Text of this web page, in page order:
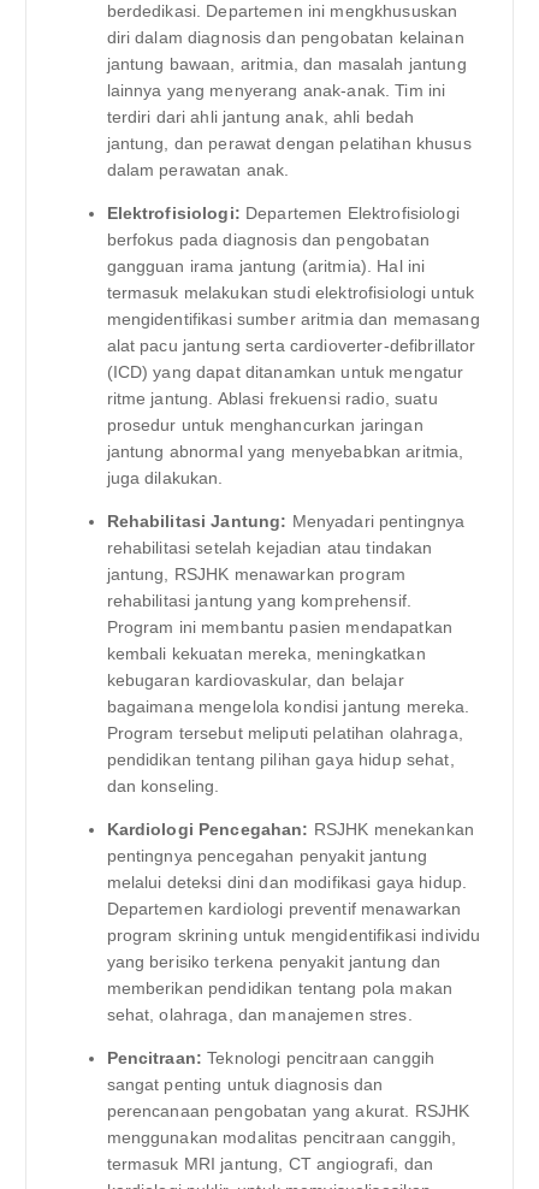
berdedikasi. Departemen ini mengkhususkan
diri dalam diagnosis dan pengobatan kelainan
jantung bawaan, aritmia, dan masalah jantung
lainnya yang menyerang anak-anak. Tim ini
terdiri dari ahli jantung anak, ahli bedah
jantung, dan perawat dengan pelatihan khusus
dalam perawatan anak.
Elektrofisiologi: Departemen Elektrofisiologi
berfokus pada diagnosis dan pengobatan
gangguan irama jantung (aritmia). Hal ini
termasuk melakukan studi elektrofisiologi untuk
mengidentifikasi sumber aritmia dan memasang
alat pacu jantung serta cardioverter-defibrillator
(ICD) yang dapat ditanamkan untuk mengatur
ritme jantung. Ablasi frekuensi radio, suatu
prosedur untuk menghancurkan jaringan
jantung abnormal yang menyebabkan aritmia,
juga dilakukan.
Rehabilitasi Jantung: Menyadari pentingnya
rehabilitasi setelah kejadian atau tindakan
jantung, RSJHK menawarkan program
rehabilitasi jantung yang komprehensif.
Program ini membantu pasien mendapatkan
kembali kekuatan mereka, meningkatkan
kebugaran kardiovaskular, dan belajar
bagaimana mengelola kondisi jantung mereka.
Program tersebut meliputi pelatihan olahraga,
pendidikan tentang pilihan gaya hidup sehat,
dan konseling.
Kardiologi Pencegahan: RSJHK menekankan
pentingnya pencegahan penyakit jantung
melalui deteksi dini dan modifikasi gaya hidup.
Departemen kardiologi preventif menawarkan
program skrining untuk mengidentifikasi individu
yang berisiko terkena penyakit jantung dan
memberikan pendidikan tentang pola makan
sehat, olahraga, dan manajemen stres.
Pencitraan: Teknologi pencitraan canggih
sangat penting untuk diagnosis dan
perencanaan pengobatan yang akurat. RSJHK
menggunakan modalitas pencitraan canggih,
termasuk MRI jantung, CT angiografi, dan